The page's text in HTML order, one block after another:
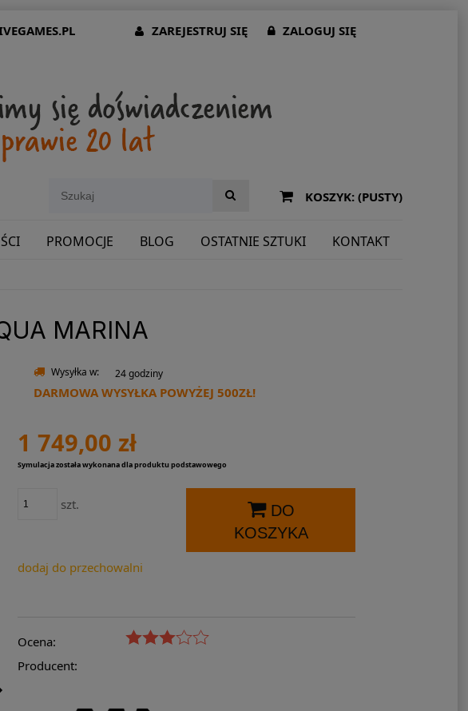
ZAREJESTRUJ SIĘ ZALOGUJ SIĘ
KOSZYK: (PUSTY)
PROMOCJE BLOG OSTATNIE SZTUKI KONTAKT
MARINA
Wysyłka w: 24 godziny
DARMOWA WYSYŁKA POWYŻEJ 500ZŁ!
1 749,00 zł
Symulacja została wykonana dla produktu podstawowego
szt.
DO
KOSZYKA
dodaj do przechowalni
Ocena:
Producent: